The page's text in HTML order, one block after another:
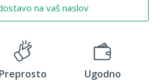
na vaš naslov
Preprosto Ugodno